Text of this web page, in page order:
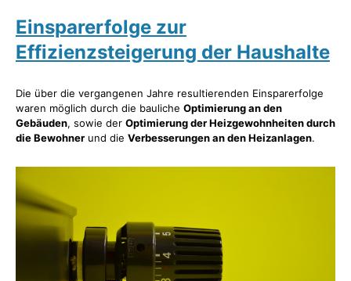
Einsparerfolge zur
Effizienzsteigerung der Haushalte
Die über die vergangenen Jahre resultierenden Einsparerfolge
waren möglich durch die bauliche Optimierung an den
Gebäuden, sowie der Optimierung der Heizgewohnheiten durch
die Bewohner und die Verbesserungen an den Heizanlagen.